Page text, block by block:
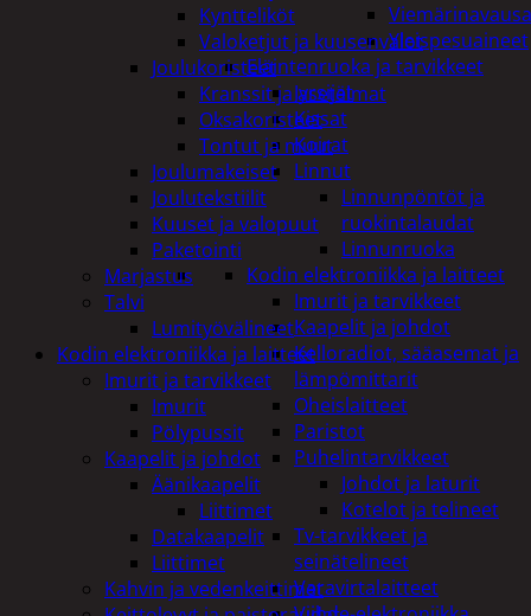
Yleispesuaineet
Eläintenruoka ja tarvikkeet
Jyrsijät
Kissat
Koirat
Linnut
Linnunpöntöt ja
ruokintalaudat
Linnunruoka
Kodin elektroniikka ja laitteet
Imurit ja tarvikkeet
Kaapelit ja johdot
Kelloradiot, sääasemat ja
lämpömittarit
Oheislaitteet
Paristot
Puhelintarvikkeet
Johdot ja laturit
Kotelot ja telineet
Tv-tarvikkeet ja
seinätelineet
Varavirtalaitteet
Kyntteliköt
Valoketjut ja kuusenvalot
Joulukoristeet
Kranssit ja asetelmat
Oksakoristeet
Tontut ja muut
Joulumakeiset
Joulutekstiilit
Kuuset ja valopuut
Paketointi
Marjastus
Talvi
Lumityövälineet
Kodin elektroniikka ja laitteet
Imurit ja tarvikkeet
Imurit
Pölypussit
Kaapelit ja johdot
Äänikaapelit
Liittimet
Datakaapelit
Liittimet
Kahvin ja vedenkeittimet